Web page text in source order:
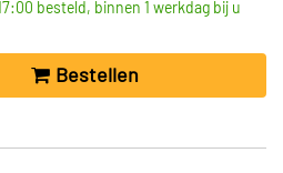
besteld, binnen 1 werkdag bij u
Bestellen